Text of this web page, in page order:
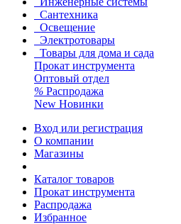
Сантехника
Освещение
Электротовары
Товары для дома и сада
Прокат инструмента
Оптовый отдел
% Распродажа
New Новинки
Вход или регистрация
О компании
Магазины
Каталог товаров
Прокат инструмента
Распродажа
Избранное